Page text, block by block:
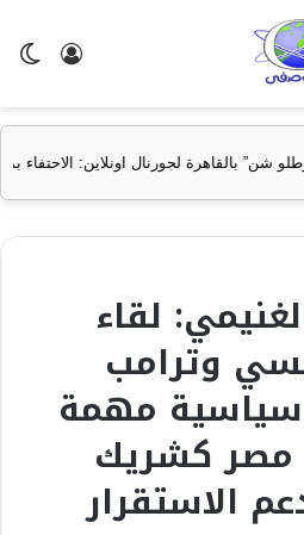
تسجيل
بمحمد صلاح يعبر عن تقارب ثقافي
لقاء
وترامب
سياسية مهمة
مصر كشريك
الاستقرار